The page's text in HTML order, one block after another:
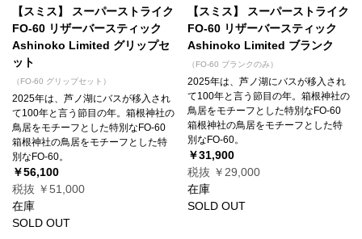
【スミス】 スーパーストライク
FO-60 リザーバースティック
Ashinoko Limited グリップセ
ット
（FO-60 グリップセット）
2025年は、芦ノ湖にバスが移入され
て100年と言う節目の年。箱根神社の
鳥居をモチーフとした特別なFO-60
箱根神社の鳥居をモチーフとした特
別なFO-60。
￥56,100
税抜 ￥51,000
在庫
SOLD OUT
【スミス】 スーパーストライク
FO-60 リザーバースティック
Ashinoko Limited ブランク
（FO-60 ブランクのみ）
2025年は、芦ノ湖にバスが移入され
て100年と言う節目の年。箱根神社の
鳥居をモチーフとした特別なFO-60
箱根神社の鳥居をモチーフとした特
別なFO-60。
￥31,900
税抜 ￥29,000
在庫
SOLD OUT